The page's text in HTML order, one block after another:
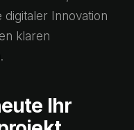
Innovation
klaren
Ihr